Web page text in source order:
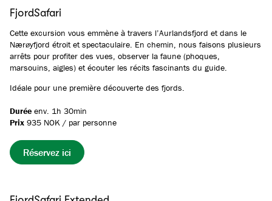
FjordSafari
Cette excursion vous emmène à travers l’Aurlandsfjord et dans le
Nærøyfjord étroit et spectaculaire. En chemin, nous faisons plusieurs
arrêts pour profiter des vues, observer la faune (phoques,
marsouins, aigles) et écouter les récits fascinants du guide.
Idéale pour une première découverte des fjords.
Durée env. 1h 30min
Prix 935 NOK / par personne
Réservez ici